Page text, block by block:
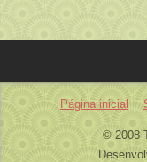
Página inicial
© 2008